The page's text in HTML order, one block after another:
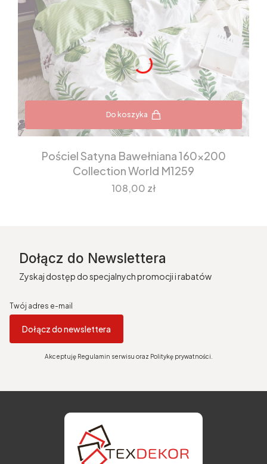
Do koszyka
Pościel Satyna Bawełniana 160x200
Collection World M1259
Cena
108,00 zł
Dołącz do Newslettera
Zyskaj dostęp do specjalnych promocji i rabatów
Twój adres e-mail
Dołącz do newslettera
Akceptuję Regulamin serwisu oraz Politykę prywatności.